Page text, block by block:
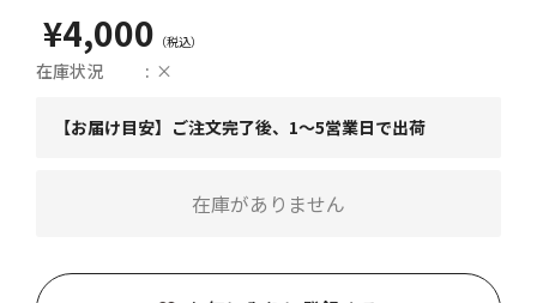
¥4,000
在庫状況 ×
【お届け目安】ご注文完了後、1～5営業日で出荷
在庫がありません